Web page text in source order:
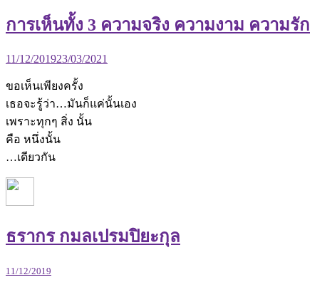
การเห็นทั้ง 3 ความจริง ความงาม ความรัก
11/12/201923/03/2021
ขอเห็นเพียงครั้ง
เธอจะรู้ว่า…มันก็แค่นั้นเอง
เพราะทุกๆ สิ่ง นั้น
คือ หนึ่งนั้น
…เดียวกัน
ธรากร กมลเปรมปิยะกุล
11/12/2019